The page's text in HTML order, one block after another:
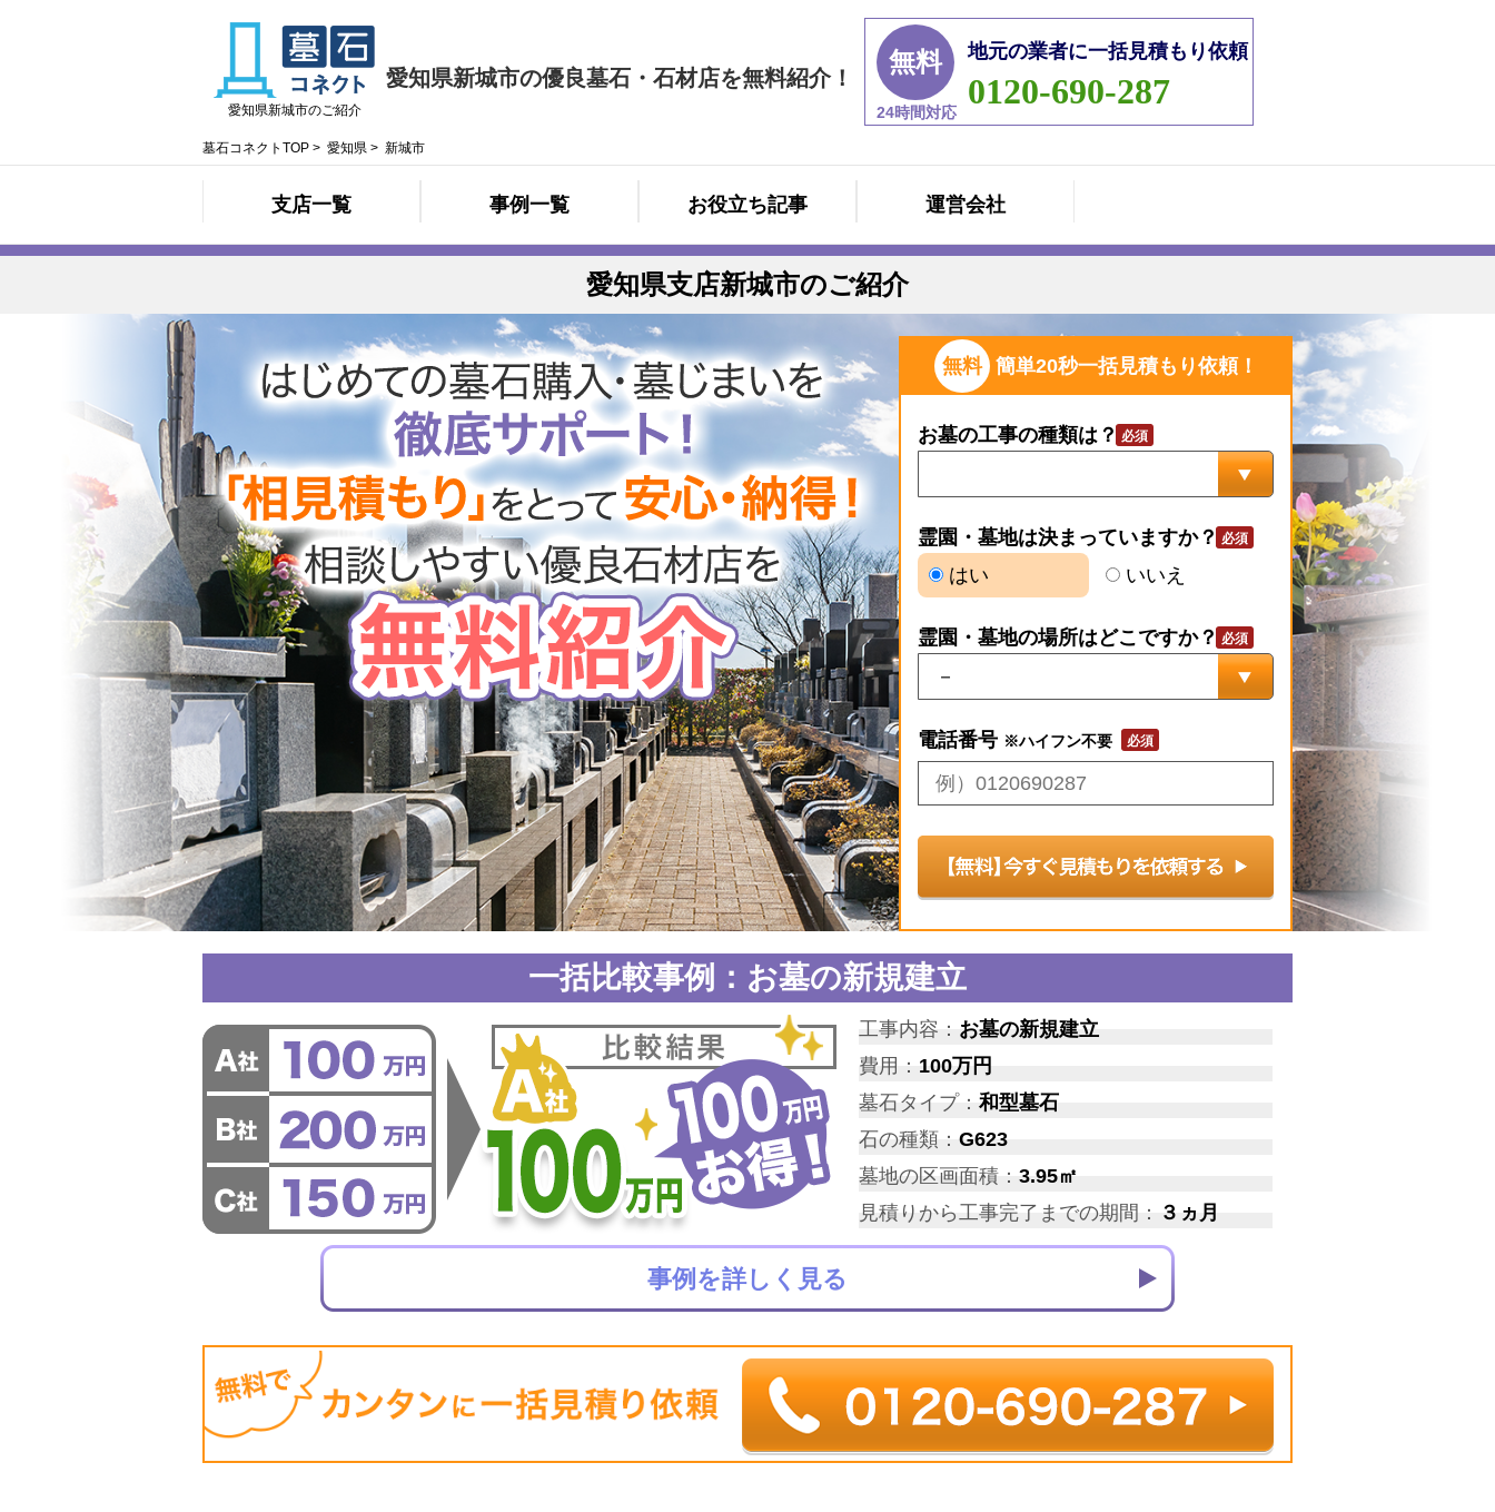
愛知県新城市の優良墓石・石材店を無料紹介！
愛知県新城市のご紹介
墓石コネクトTOP > 愛知県 > 新城市
無料
24時間対応
地元の業者に一括見積もり依頼
0120-690-287
支店一覧 事例一覧 お役立ち記事 運営会社
愛知県支店新城市のご紹介
無料 簡単20秒一括見積もり依頼！
お墓の工事の種類は？
霊園・墓地は決まっていますか？
はい
いいえ
霊園・墓地の場所はどこですか？
電話番号 ※ハイフン不要
一括比較事例：お墓の新規建立
工事内容： お墓の新規建立
費用： 100万円
墓石タイプ：和型墓石
石の種類： G623
墓地の区画面積： 3.95㎡
見積りから工事完了までの期間： ３ヵ月
事例を詳しく見る